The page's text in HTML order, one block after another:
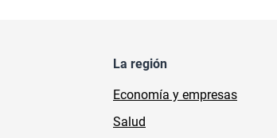
La región
Economía y empresas
Salud